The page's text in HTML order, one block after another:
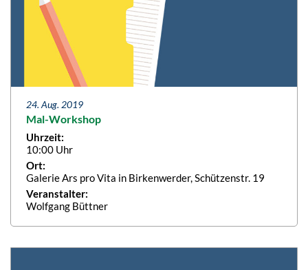
24. Aug. 2019
Mal-Workshop
Uhrzeit:
10:00 Uhr
Ort:
Galerie Ars pro Vita in Birkenwerder, Schützenstr. 19
Veranstalter:
Wolfgang Büttner